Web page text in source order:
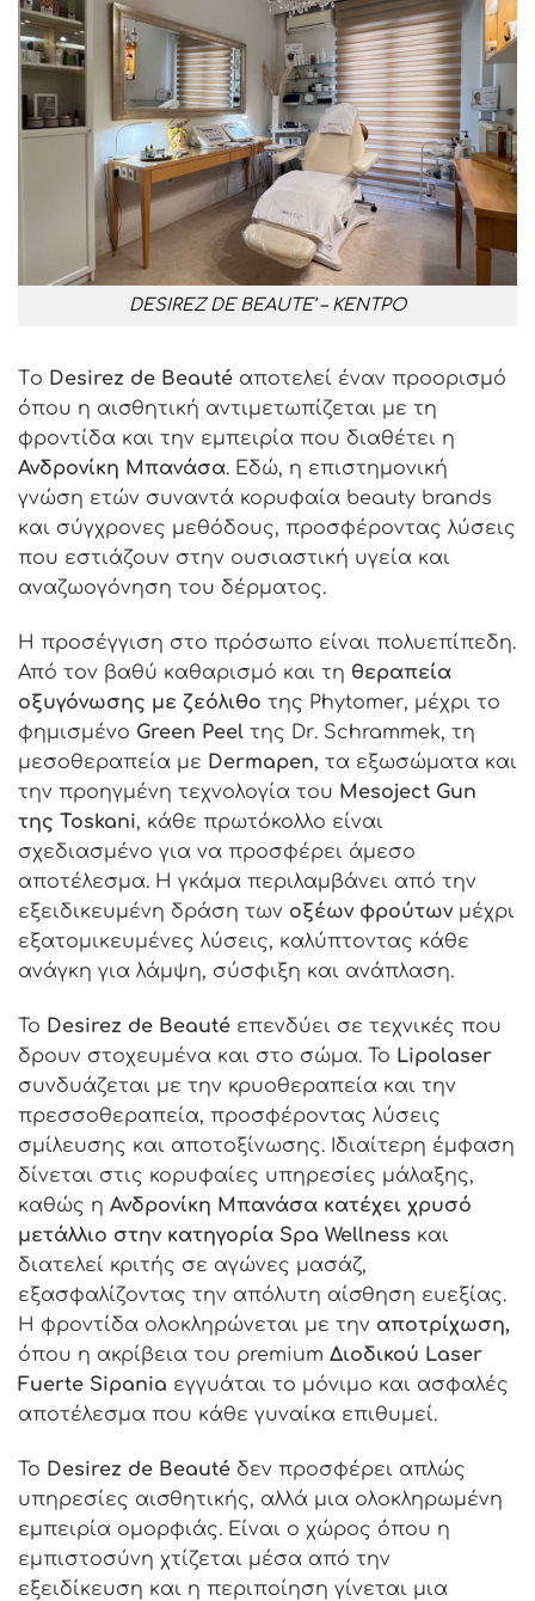
DESIREZ DE BEAUTE’ – ΚΕΝΤΡΟ
Tο Desirez de Beauté αποτελεί έναν προορισμό
όπου η αισθητική αντιμετωπίζεται με τη
φροντίδα και την εμπειρία που διαθέτει η
Ανδρονίκη Μπανάσα. Εδώ, η επιστημονική
γνώση ετών συναντά κορυφαία beauty brands
και σύγχρονες μεθόδους, προσφέροντας λύσεις
που εστιάζουν στην ουσιαστική υγεία και
αναζωογόνηση του δέρματος.
Η προσέγγιση στο πρόσωπο είναι πολυεπίπεδη.
Από τον βαθύ καθαρισμό και τη θεραπεία
οξυγόνωσης με ζεόλιθο της Phytomer, μέχρι το
φημισμένο Green Peel της Dr. Schrammek, τη
μεσοθεραπεία με Dermapen, τα εξωσώματα και
την προηγμένη τεχνολογία του Mesoject Gun
της Toskani, κάθε πρωτόκολλο είναι
σχεδιασμένο για να προσφέρει άμεσο
αποτέλεσμα. Η γκάμα περιλαμβάνει από την
εξειδικευμένη δράση των οξέων φρούτων μέχρι
εξατομικευμένες λύσεις, καλύπτοντας κάθε
ανάγκη για λάμψη, σύσφιξη και ανάπλαση.
To Desirez de Beauté επενδύει σε τεχνικές που
δρουν στοχευμένα και στο σώμα. Το Lipolaser
συνδυάζεται με την κρυοθεραπεία και την
πρεσσοθεραπεία, προσφέροντας λύσεις
σμίλευσης και αποτοξίνωσης. Ιδιαίτερη έμφαση
δίνεται στις κορυφαίες υπηρεσίες μάλαξης,
καθώς η Ανδρονίκη Μπανάσα κατέχει χρυσό
μετάλλιο στην κατηγορία Spa Wellness και
διατελεί κριτής σε αγώνες μασάζ,
εξασφαλίζοντας την απόλυτη αίσθηση ευεξίας.
Η φροντίδα ολοκληρώνεται με την αποτρίχωση,
όπου η ακρίβεια του premium Διοδικού Laser
Fuerte Sipania εγγυάται το μόνιμο και ασφαλές
αποτέλεσμα που κάθε γυναίκα επιθυμεί.
Το Desirez de Beauté δεν προσφέρει απλώς
υπηρεσίες αισθητικής, αλλά μια ολοκληρωμένη
εμπειρία ομορφιάς. Είναι ο χώρος όπου η
εμπιστοσύνη χτίζεται μέσα από την
εξειδίκευση και η περιποίηση γίνεται μια